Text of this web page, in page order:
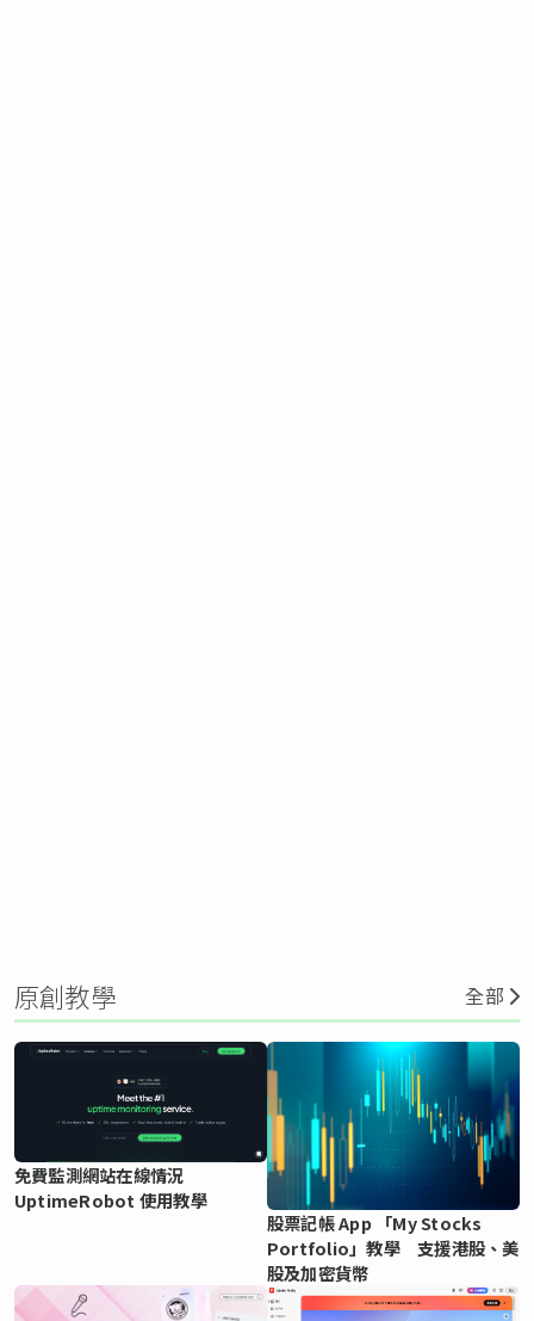
原創教學 全部
免費監測網站在線情況
UptimeRobot 使用教學
股票記帳 App 「My Stocks
Portfolio」教學 支援港股、美
股及加密貨幣